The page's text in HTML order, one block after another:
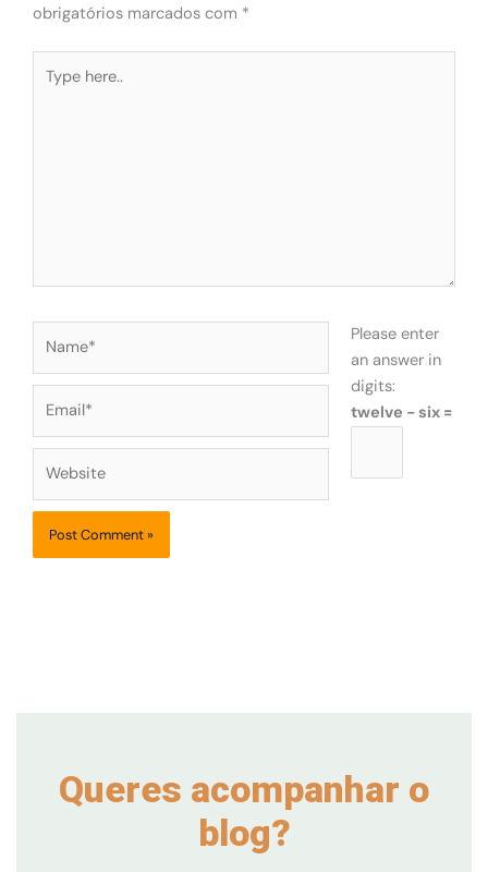
obrigatórios marcados com *
here..
Please enter
an answer in
digits:
twelve − six =
Queres acompanhar o
blog?